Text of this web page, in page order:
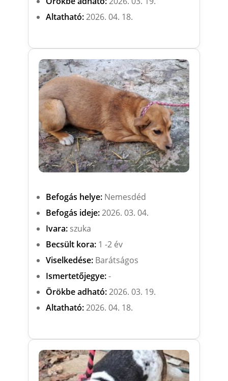
Altatható:2026. 04. 18.
Befogás helye:Nemesdéd
Befogás ideje:2026. 03. 04.
Ivara:szuka
Becsült kora:1 -2 év
Viselkedése:Barátságos
Ismertetőjegye:-
Örökbe adható:2026. 03. 19.
Altatható:2026. 04. 18.